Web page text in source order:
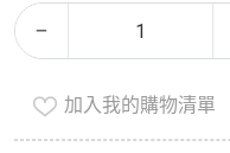
−
美
贊
號
Alternative:
加入我的購物清單